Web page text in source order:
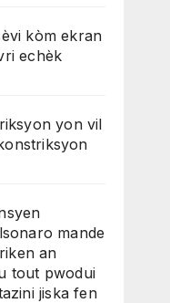
kòm ekran
echèk
yon vil
mande
an
tout pwodui
jiska fen